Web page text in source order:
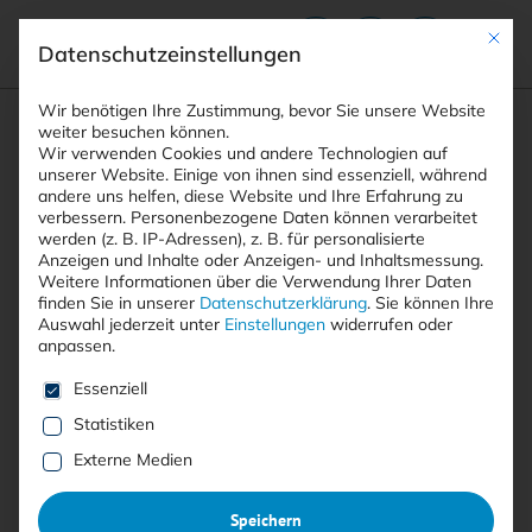
Suchfeld
Suchen
Breadcrumb-Navigation
STARTSEITE
PRINTAUSGABEN
TITELTHEMA: KRISENKOMMUNIKATION
ARBEITSHILFEN FÜR KRITIS
Inhaltsverzeichnis
Artikel kostenlos lesen
Arbeitshilfen für KRITIS:
Mit
Datenschutzeinstellungen
Wir benötigen Ihre Zustimmung, bevor Sie unsere Website
weiter besuchen können.
Wir verwenden Cookies und andere Technologien auf
unserer Website. Einige von ihnen sind essenziell, während
andere uns helfen, diese Website und Ihre Erfahrung zu
verbessern. Personenbezogene Daten können verarbeitet
werden (z. B. IP-Adressen), z. B. für personalisierte
Anzeigen und Inhalte oder Anzeigen- und Inhaltsmessung.
Weitere Informationen über die Verwendung Ihrer Daten
finden Sie in unserer Datenschutzerklärung. Sie können Ihre
Auswahl jederzeit unter Einstellungen widerrufen oder
anpassen.
Es folgt eine Liste der Service-Gruppen, für die eine
Essenziell
Statistiken
Externe Medien
Speichern